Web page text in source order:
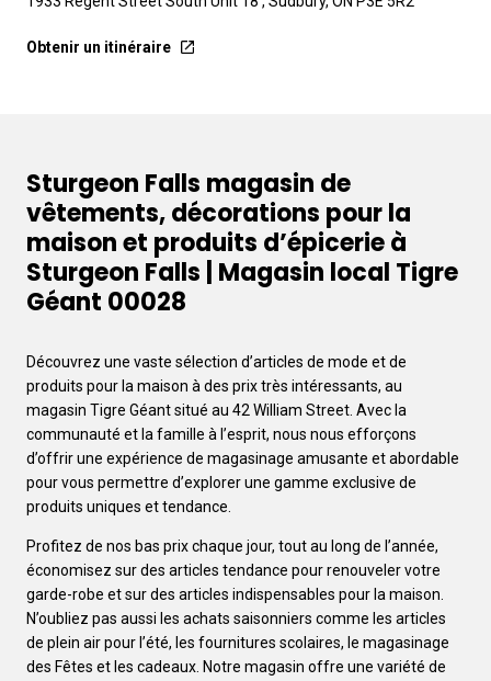
Obtenir un itinéraire
Sturgeon Falls magasin de
vêtements, décorations pour la
maison et produits d’épicerie à
Sturgeon Falls | Magasin local Tigre
Géant 00028
Découvrez une vaste sélection d’articles de mode et de
produits pour la maison à des prix très intéressants, au
magasin Tigre Géant situé au 42 William Street. Avec la
communauté et la famille à l’esprit, nous nous efforçons
d’offrir une expérience de magasinage amusante et abordable
pour vous permettre d’explorer une gamme exclusive de
produits uniques et tendance.
Profitez de nos bas prix chaque jour, tout au long de l’année,
économisez sur des articles tendance pour renouveler votre
garde-robe et sur des articles indispensables pour la maison.
N’oubliez pas aussi les achats saisonniers comme les articles
de plein air pour l’été, les fournitures scolaires, le magasinage
des Fêtes et les cadeaux. Notre magasin offre une variété de